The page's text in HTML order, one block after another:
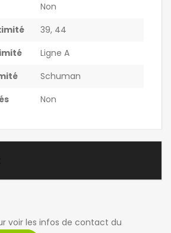
Non
39, 44
Ligne A
Schuman
Non
voir les infos de contact du